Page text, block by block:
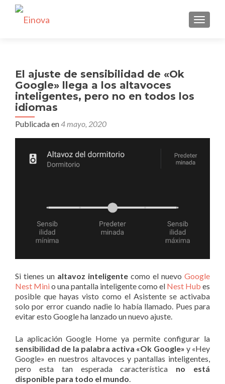
El ajuste de sensibilidad de «Ok
Google» llega a los altavoces
inteligentes, pero no en todos los
idiomas
Publicada en4 mayo, 2020
Si tienes un altavoz inteligente como el nuevo Google
Nest Minio una pantalla inteligente como el Nest Hub es
posible que hayas visto como el Asistente se activaba
solo por error cuando nadie lo había llamado. Pues para
evitar esto Google ha lanzado un nuevo ajuste.
La aplicación Google Home ya permite configurar la
sensibilidad de la palabra activa «Ok Google» y «Hey
Google» en nuestros altavoces y pantallas inteligentes,
pero esta tan esperada característica no está
disponible para todo el mundo.